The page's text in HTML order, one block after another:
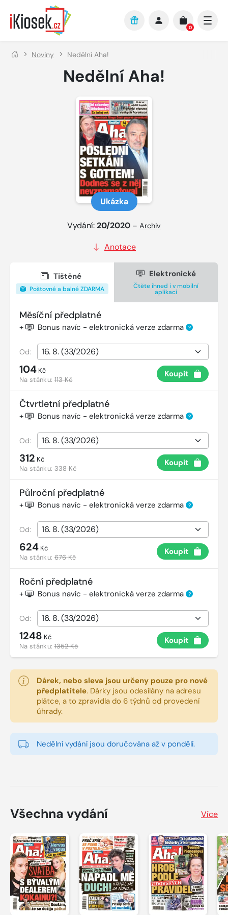
Přejít na hlavní obsah
0
Noviny Nedělní Aha!
Nedělní Aha!
Ukázka
Vydání:20/2020 – Archiv
Anotace
Tištěné
Poštovné a balné ZDARMA
Elektronické
Čtěte ihned i v mobilní
aplikaci
Měsíční předplatné
+ Bonus navíc - elektronická verze zdarma ?
Od:
104 Kč
Na stánku:113 Kč
Koupit
Čtvrtletní předplatné
+ Bonus navíc - elektronická verze zdarma ?
Od:
312 Kč
Na stánku:338 Kč
Koupit
Půlroční předplatné
+ Bonus navíc - elektronická verze zdarma ?
Od:
624 Kč
Na stánku:676 Kč
Koupit
Roční předplatné
+ Bonus navíc - elektronická verze zdarma ?
Od:
1248 Kč
Na stánku:1352 Kč
Koupit
Dárek, nebo sleva jsou určeny pouze pro nové
předplatitele. Dárky jsou odesílány na adresu
plátce, a to zpravidla do 6 týdnů od provedení
úhrady.
Nedělní vydání jsou doručována až v pondělí.
Všechna vydání Více